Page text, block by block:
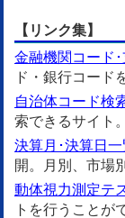
【リンク集】
金融機関コード
ド・銀行コード
自治体コード検
索できるサイト。
決算月･決算日
開。月別、市場
動体視力測定テ
トを行うことが